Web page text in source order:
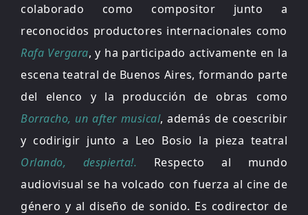
colaborado como compositor junto a
reconocidos productores internacionales como
Rafa Vergara, y ha participado activamente en la
escena teatral de Buenos Aires, formando parte
del elenco y la producción de obras como
Borracho, un after musical, además de coescribir
y codirigir junto a Leo Bosio la pieza teatral
Orlando, despierta!. Respecto al mundo
audiovisual se ha volcado con fuerza al cine de
género y al diseño de sonido. Es codirector de